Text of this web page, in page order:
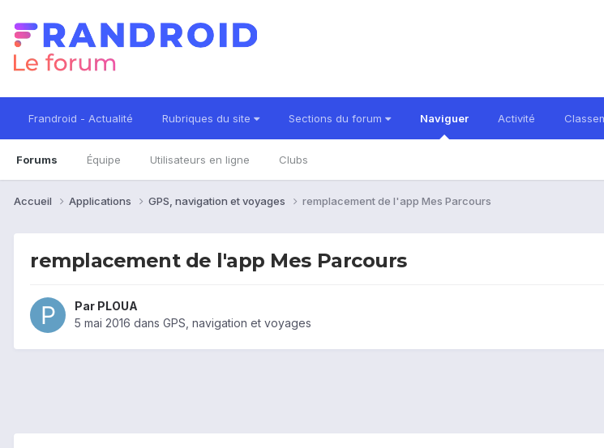
Frandroid - Actualité Rubriques du site Sections du forum Naviguer
Forums Équipe Utilisateurs en ligne Clubs
Activité
Accueil Applications GPS, navigation et voyages remplacement de l'app Mes Parcours
remplacement de l'app Mes Parcours
Par PLOUA
5 mai 2016 dans GPS, navigation et voyages